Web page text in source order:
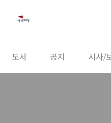
도서 공지 시사/